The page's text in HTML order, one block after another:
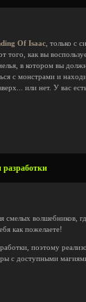
Of Isaac , только с
того, как вы
в котором вы
с монстрами и
или нет. У вас
разработки
смелых волшебников,
как пожелаете!
поэтому
с доступными